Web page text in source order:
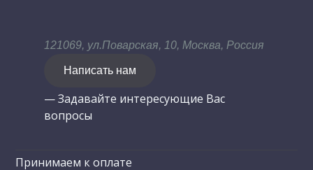
121069, ул.Поварская, 10, Москва, Россия
Написать нам
— Задавайте интересующие Вас
вопросы
Принимаем к оплате